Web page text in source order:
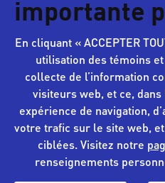
importante
En cliquant « ACCEPTER
utilisation des témoins
collecte de l’information
visiteurs web, et ce,
expérience de navigation,
votre trafic sur le site web,
ciblées. Visitez notre
renseignements